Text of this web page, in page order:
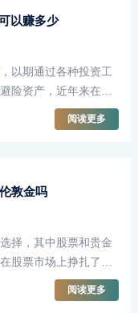
以赚多少
以期通过各种投资工
险资产，近年来在全
越多投资者的青睐。
提供了丰富的交易机
阅读更多
敦金吗
择，其中股票和贵金
股票市场上挣扎了十
即黄金现货市场）是
阅读更多